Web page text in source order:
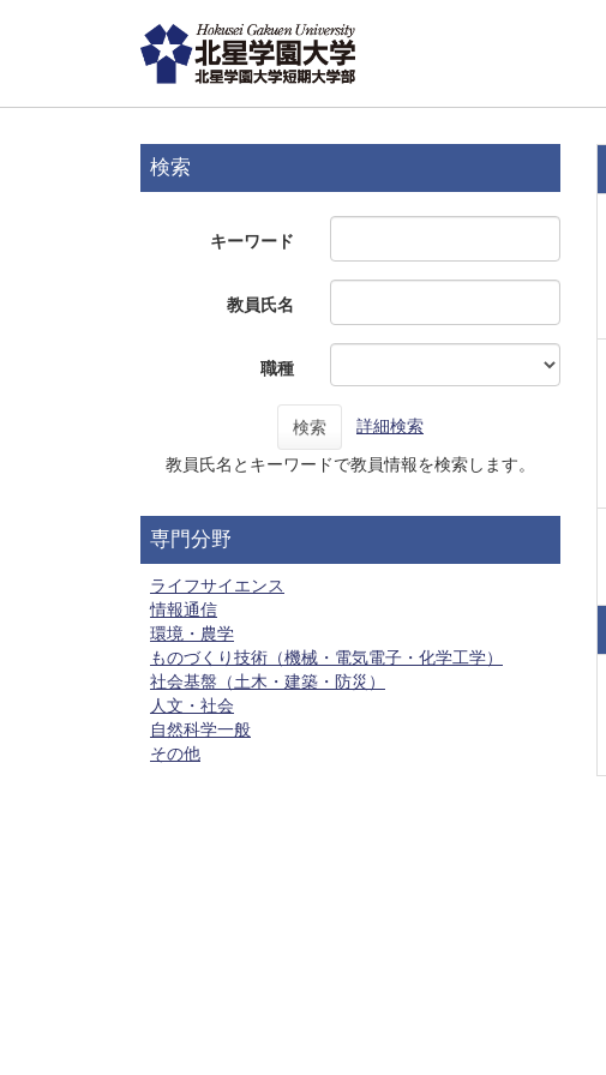
検索
キーワード
教員氏名
職種
検索 詳細検索
教員氏名とキーワードで教員情報を検索します。
専門分野
ライフサイエンス
情報通信
環境・農学
ものづくり技術（機械・電気電子・化学工学）
社会基盤（土木・建築・防災）
人文・社会
自然科学一般
その他